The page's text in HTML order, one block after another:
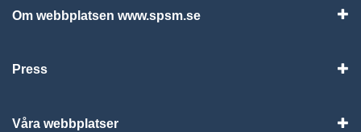
Om webbplatsen www.spsm.se
Press
Våra webbplatser